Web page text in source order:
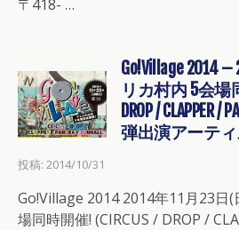
〒418- …
Go!Village 2014 –
リカ村内 5会場
DROP / CLAPPER /
弾出演アーテ
投稿: 2014/10/31
Go!Village 2014 2014年11月23日(
場同時開催! (CIRCUS / DROP /